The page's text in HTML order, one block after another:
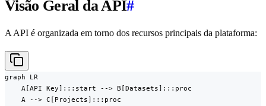
Visão Geral da API#
A API é organizada em torno dos recursos principais da plataforma:
graph LR
    A[API Key]:::start --> B[Datasets]:::proc
    A --> C[Projects]:::proc